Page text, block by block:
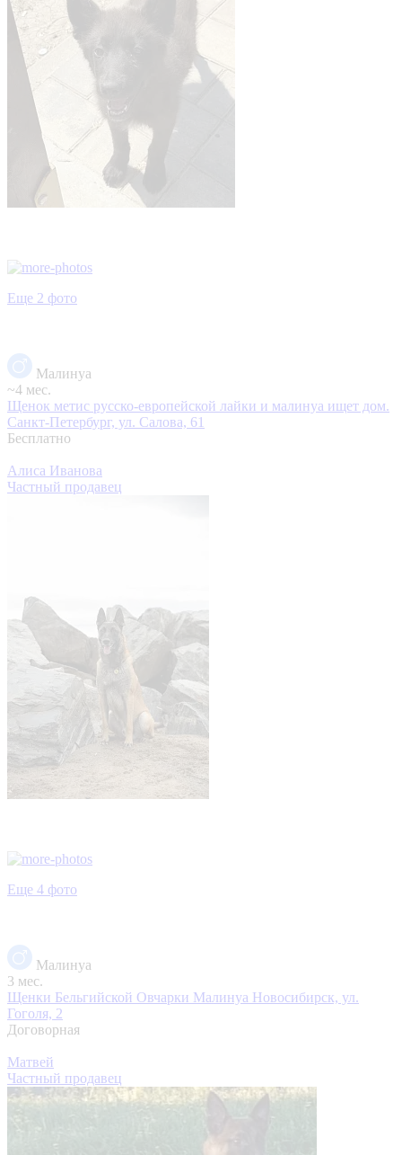
Еще 2 фото
Малинуа
~4 мес.
Щенок метис русско-европейской лайки и малинуа ищет дом.
Санкт-Петербург, ул. Салова, 61
Бесплатно
Алиса Иванова
Частный продавец
Еще 4 фото
Малинуа
3 мес.
Щенки Бельгийской Овчарки Малинуа Новосибирск, ул.
Гоголя, 2
Договорная
Матвей
Частный продавец